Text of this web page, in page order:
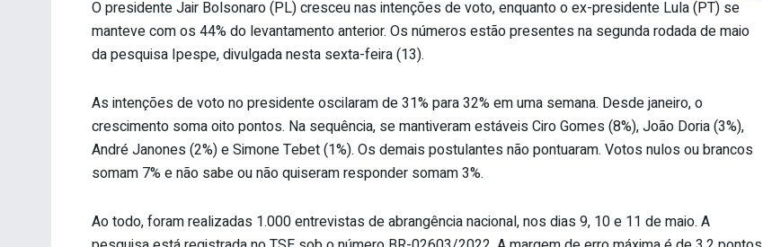
O presidente Jair Bolsonaro (PL) cresceu nas intenções de voto, enquanto o ex-presidente Lula (PT) se
manteve com os 44% do levantamento anterior. Os números estão presentes na segunda rodada de maio
da pesquisa Ipespe, divulgada nesta sexta-feira (13).
As intenções de voto no presidente oscilaram de 31% para 32% em uma semana. Desde janeiro, o
crescimento soma oito pontos. Na sequência, se mantiveram estáveis Ciro Gomes (8%), João Doria (3%),
André Janones (2%) e Simone Tebet (1%). Os demais postulantes não pontuaram. Votos nulos ou brancos
somam 7% e não sabe ou não quiseram responder somam 3%.
Ao todo, foram realizadas 1.000 entrevistas de abrangência nacional, nos dias 9, 10 e 11 de maio. A